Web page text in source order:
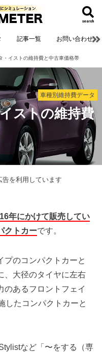
search
記事一覧 お問い合わせ
・イストの維持費と中古車価格帯
車種別維持費データ
ストの維持費
を利用しています
年にかけて販売してい
クトカーです。
プのコンパクトカーと
、大径のタイヤに左右
のあるフロントフェイ
したコンパクトカーと
など「〜をする（専